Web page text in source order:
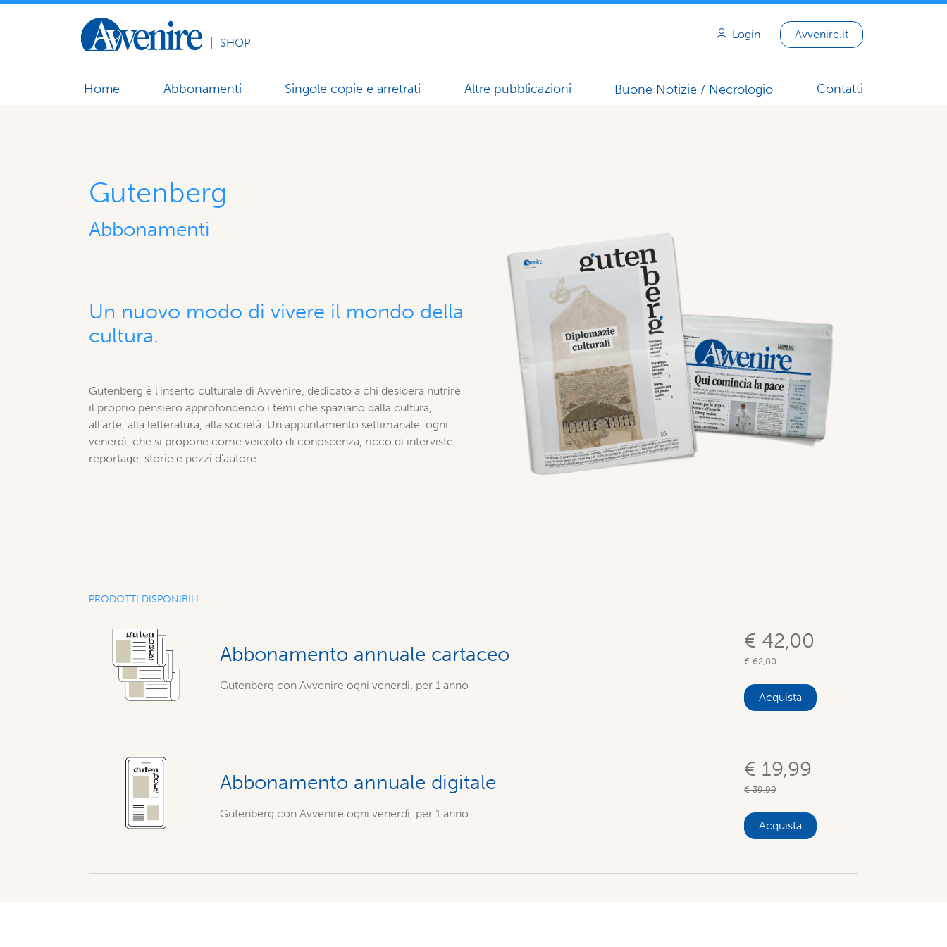
SHOP
Login Avvenire.it
Home Abbonamenti Singole copie e arretrati Altre pubblicazioni Buone Notizie / Necrologio Contatti
Gutenberg
Abbonamenti
Un nuovo modo di vivere il mondo della
cultura.
Gutenberg è l'inserto culturale di Avvenire, dedicato a chi desidera nutrire
il proprio pensiero approfondendo i temi che spaziano dalla cultura,
all'arte, alla letteratura, alla società. Un appuntamento settimanale, ogni
venerdì, che si propone come veicolo di conoscenza, ricco di interviste,
reportage, storie e pezzi d'autore.
PRODOTTI DISPONIBILI
Abbonamento annuale cartaceo
Gutenberg con Avvenire ogni venerdì, per 1 anno
€ 42,00
€ 62,00
Acquista
Abbonamento annuale digitale
Gutenberg con Avvenire ogni venerdì, per 1 anno
€ 19,99
€ 39,99
Acquista